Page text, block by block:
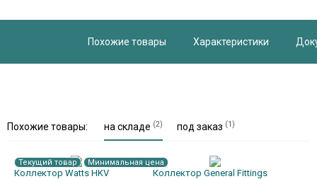
Похожие товары Характеристики
Похожие товары: на складе (2) под заказ (1)
Текущий товар Минимальная цена
Коллектор Watts HKV
Коллектор General Fittings